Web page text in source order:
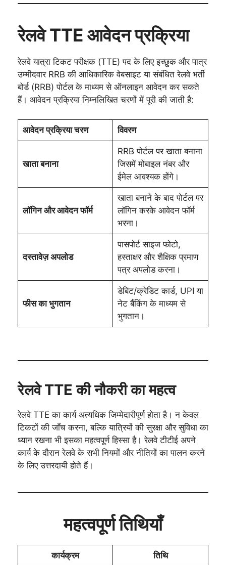
रेलवे TTE आवेदन प्रक्रिया
रेलवे यात्रा टिकट परीक्षक (TTE) पद के लिए इच्छुक और पात्र
उम्मीदवार RRB की आधिकारिक वेबसाइट या संबंधित रेलवे भर्ती
बोर्ड (RRB) पोर्टल के माध्यम से ऑनलाइन आवेदन कर सकते
हैं। आवेदन प्रक्रिया निम्नलिखित चरणों में पूरी की जाती है:
आवेदन प्रक्रिया चरण विवरण
खाता बनाना
RRB पोर्टल पर खाता बनाना
जिसमें मोबाइल नंबर और
ईमेल आवश्यक होंगे।
लॉगिन और आवेदन फॉर्म
खाता बनाने के बाद पोर्टल पर
लॉगिन करके आवेदन फॉर्म
भरना।
दस्तावेज़ अपलोड
पासपोर्ट साइज फोटो,
हस्ताक्षर और शैक्षिक प्रमाण
पत्र अपलोड करना।
फीस का भुगतान
डेबिट/क्रेडिट कार्ड, UPI या
नेट बैंकिंग के माध्यम से
भुगतान।
रेलवे TTE की नौकरी का महत्व
रेलवे TTE का कार्य अत्यधिक जिम्मेदारीपूर्ण होता है। न केवल
टिकटों की जाँच करना, बल्कि यात्रियों की सुरक्षा और सुविधा का
ध्यान रखना भी इसका महत्वपूर्ण हिस्सा है। रेलवे टीटीई अपने
कार्य के दौरान रेलवे के सभी नियमों और नीतियों का पालन करने
के लिए उत्तरदायी होते हैं।
महत्वपूर्ण तिथियाँ
कार्यक्रम तिथि